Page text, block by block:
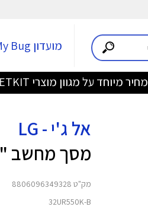
מועדון My Bug
מחיר מיוחד על מגוון מוצרי PETKIT לחברי מועדון >>
אל ג'י - LG
מסך מחשב "31.5 UltraFine 4K VA 32UR550K-B
מק"ט 8806096349328
32UR550K-B